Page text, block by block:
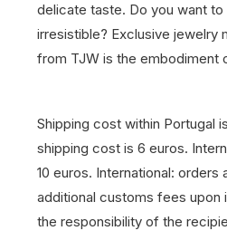
delicate taste. Do you want to
irresistible? Exclusive jewelry
from TJW is the embodiment
Shipping cost within Portugal
shipping cost is 6 euros.
10 euros. International: orders
additional customs fees upon
the responsibility of the